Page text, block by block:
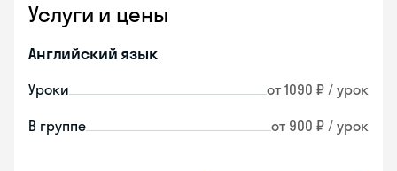
Услуги и цены
Английский язык
Уроки от 1090 ₽ / урок
В группе от 900 ₽ / урок